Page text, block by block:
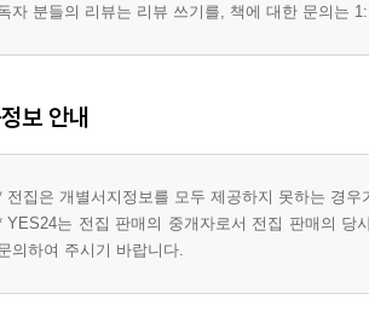
자 분들의 리뷰는 리뷰 쓰기를, 책에 대한 문의는
보 안내
전집은 개별서지정보를 모두 제공하지 못하는 경
YES24는 전집 판매의 중개자로서 전집 판매의 당
의하여 주시기 바랍니다.